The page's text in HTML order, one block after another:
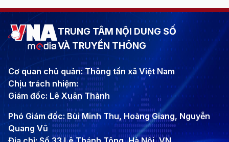
TRUNG TÂM NỘI DUNG SỐ
VÀ TRUYỀN THÔNG
Cơ quan chủ quản: Thông tấn xã Việt Nam
Chịu trách nhiệm:
Giám đốc: Lê Xuân Thành
Phó Giám đốc: Bùi Minh Thu, Hoàng Giang, Nguyễn
Quang Vũ